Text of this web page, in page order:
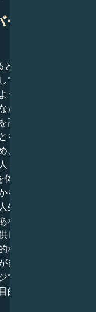
111を何度
したら、時計、
も、それは天使
としているサイ
たのポジティブな
い影響力で行
示しています。
調和、シンクロ
、機会、出来事
験するとき、立
観察してくださ
にサポートされ
たが受け取るも
ているものであ
フラッグ、111
分の現実を共同
す。あなたの高
を許し、恐れを